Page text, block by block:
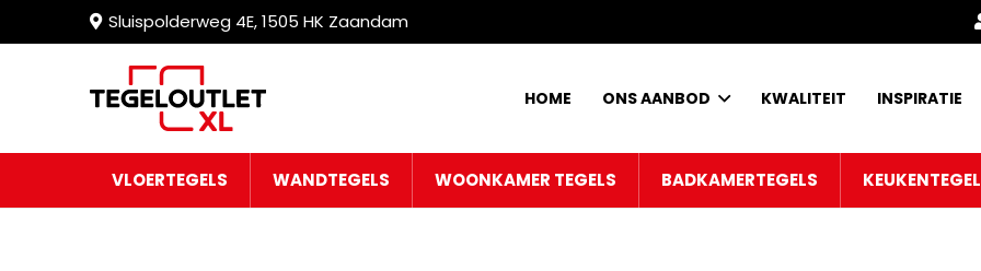
Sluispolderweg 4E, 1505 HK Zaandam
HOME ONS AANBOD KWALITEIT INSPIRATIE
VLOERTEGELS WANDTEGELS WOONKAMER TEGELS BADKAMERTEGELS